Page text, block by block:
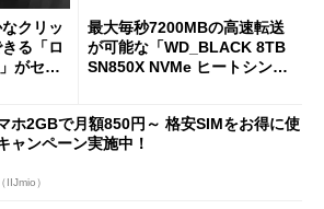
クリッ
る「ロ
がセー
最大毎秒7200MBの高速転送
が可能な「WD_BLACK 8TB
SN850X NVMe ヒートシンク
ホ2GBで月額850円～ 格安SIMをお得に使
ャンペーン実施中！
IIJmio）